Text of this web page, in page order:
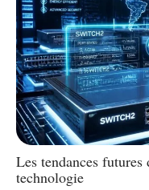
Les tendances
technologie